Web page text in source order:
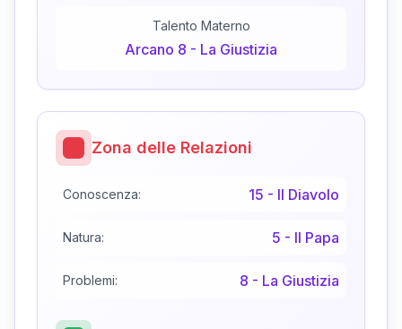
Talento Materno
Arcano 8 - La Giustizia
Zona delle Relazioni
Conoscenza: 15 - Il Diavolo
Natura: 5 - Il Papa
Problemi: 8 - La Giustizia